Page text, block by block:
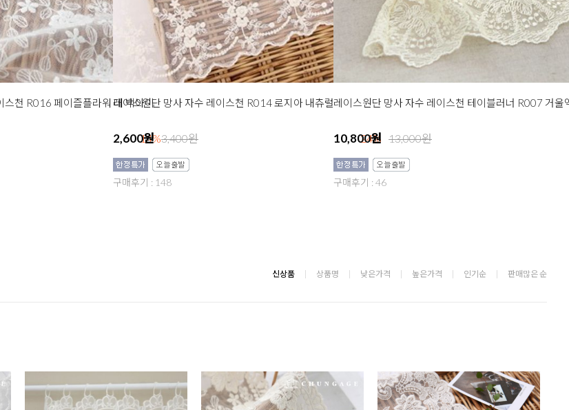
스천 R016 페이즐플라워 대 백아이
14%
레이스원단 망사 자수 레이스천 R014 로지아 내츄럴
2,600원 3,400원 24%
구매후기 : 148
10,800원 13,000원
구매후기 : 46
신상품 상품명 낮은가격 높은가격 인기순 판매많은 순